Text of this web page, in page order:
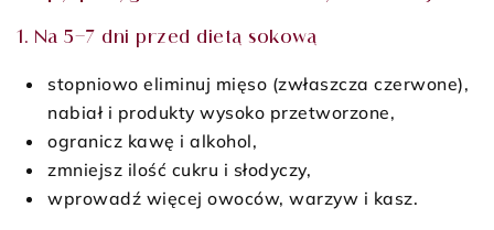
1. Na 5–7 dni przed dietą sokową
stopniowo eliminuj mięso (zwłaszcza czerwone),
nabiał i produkty wysoko przetworzone,
ogranicz kawę i alkohol,
zmniejsz ilość cukru i słodyczy,
wprowadź więcej owoców, warzyw i kasz.